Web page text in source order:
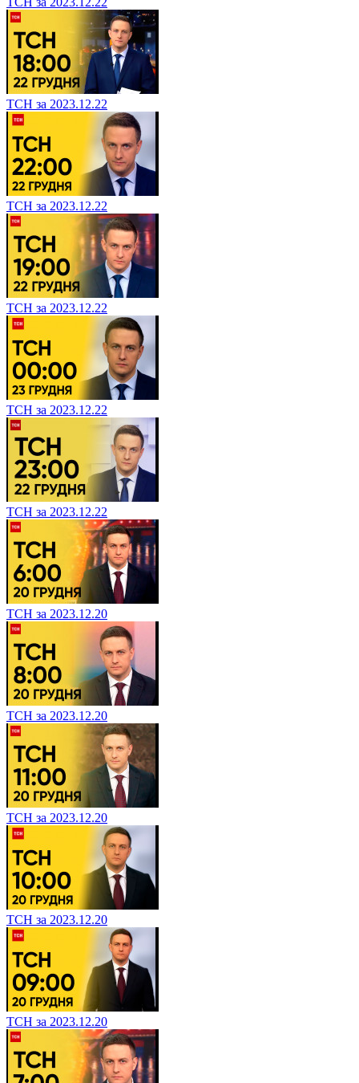
ТСН за 2023.12.22
ТСН за 2023.12.22
ТСН за 2023.12.22
ТСН за 2023.12.22
ТСН за 2023.12.22
ТСН за 2023.12.20
ТСН за 2023.12.20
ТСН за 2023.12.20
ТСН за 2023.12.20
ТСН за 2023.12.20